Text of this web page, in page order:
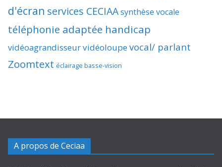
d'écran services CECIAAsynthèse vocale
téléphonie adaptée handicap
vidéoagrandisseurvidéoloupevocal/ parlant
Zoomtext éclairage basse-vision
A propos de Ceciaa